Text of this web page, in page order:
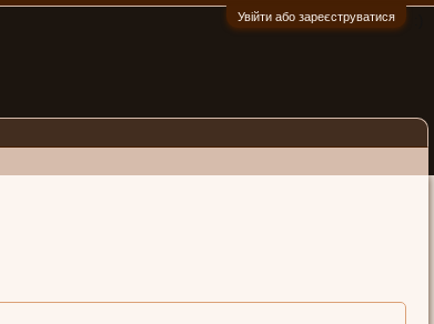
Увійти або зареєструватися